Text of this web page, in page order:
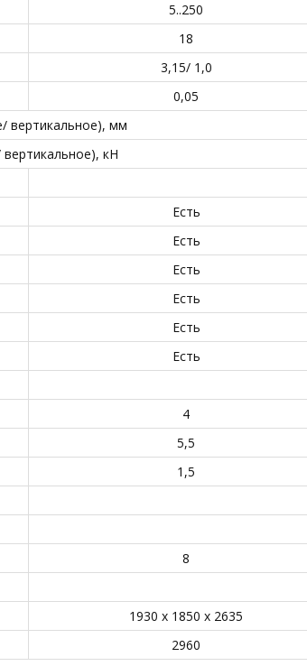
5..250
18
3,15/ 1,0
0,05
вертикальное), мм
кН
Есть
Есть
Есть
Есть
Есть
Есть
4
5,5
1,5
8
1930 х 1850 х 2635
2960